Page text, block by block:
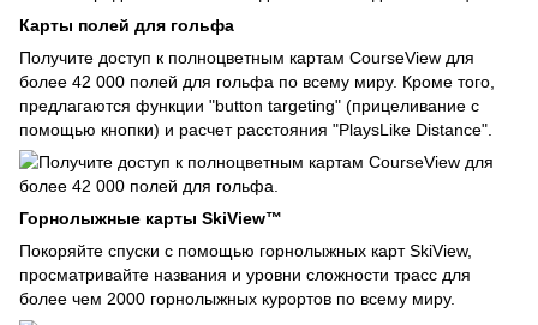
Карты полей для гольфа
Получите доступ к полноцветным картам CourseView для
более 42 000 полей для гольфа по всему миру. Кроме того,
предлагаются функции "button targeting" (прицеливание с
помощью кнопки) и расчет расстояния "PlaysLike Distance".
Горнолыжные карты SkiView™
Покоряйте спуски с помощью горнолыжных карт SkiView,
просматривайте названия и уровни сложности трасс для
более чем 2000 горнолыжных курортов по всему миру.